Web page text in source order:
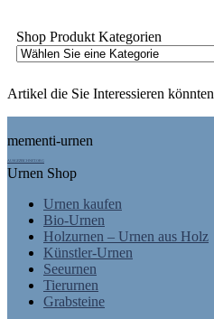
Shop Produkt Kategorien
Artikel die Sie Interessieren könnten
mementi-urnen
AUSGEZEICHNET.ORG
Urnen Shop
Urnen kaufen
Bio-Urnen
Holzurnen – Urnen aus Holz
Künstler-Urnen
Seeurnen
Tierurnen
Grabsteine